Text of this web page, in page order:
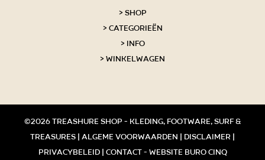
Shop
Categorieën
Info
Winkelwagen
©2026 Treashure shop - kleding, footware, surf &
treasures | Algeme voorwaarden Disclaimer
Privacybeleid| Contact- Website Buro Cinq